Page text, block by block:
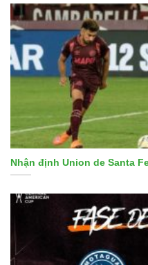
Nhận định Union de Santa